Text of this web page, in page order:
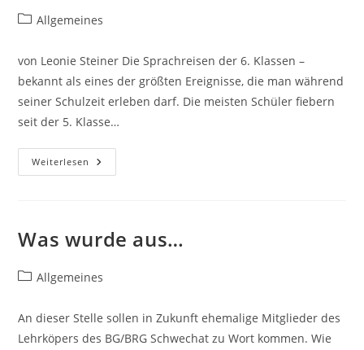
Beitrags-
Allgemeines
von Leonie Steiner Die Sprachreisen der 6. Klassen –
bekannt als eines der größten Ereignisse, die man während
seiner Schulzeit erleben darf. Die meisten Schüler fiebern
seit der 5. Klasse…
Weiterlesen Absage
Der
Oberstufe
Was wurde aus…
Beitrags-
Allgemeines
An dieser Stelle sollen in Zukunft ehemalige Mitglieder des
Lehrköpers des BG/BRG Schwechat zu Wort kommen. Wie